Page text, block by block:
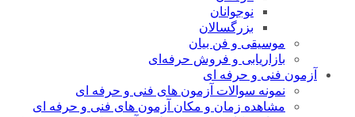
نوجوانان
بزرگسالان
موسیقی و فن بیان
بازاریابی و فروش حرفه‌ای
آزمون فنی و حرفه ای
نمونه سوالات آزمون های فنی و حرفه ای
مشاهده زمان و مکان آزمون های فنی و حرفه ای